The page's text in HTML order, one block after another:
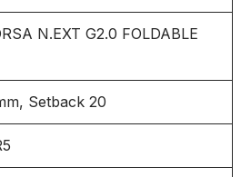
N.EXT G2.0 FOLDABLE
Setback 20